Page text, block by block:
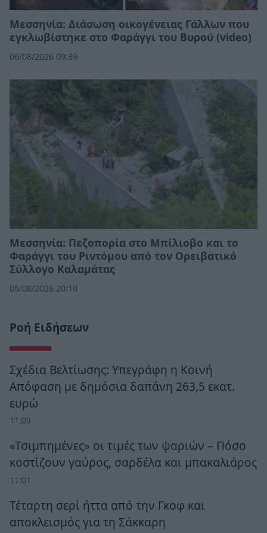
Μεσσηνία: Διάσωση οικογένειας Γάλλων που
εγκλωβίστηκε στο Φαράγγι του Βυρού (video)
06/08/2026 09:39
Μεσσηνία: Πεζοπορία στο Μπίλιοβο και το
Φαράγγι του Ριντόμου από τον Ορειβατικό
Σύλλογο Καλαμάτας
05/08/2026 20:10
Ροή Ειδήσεων
Σχέδια Βελτίωσης: Υπεγράφη η Κοινή
Απόφαση με δημόσια δαπάνη 263,5 εκατ.
ευρώ
11:09
«Τσιμπημένες» οι τιμές των ψαριών – Πόσο
κοστίζουν γαύρος, σαρδέλα και μπακαλιάρος
11:01
Τέταρτη σερί ήττα από την Γκοφ και
αποκλεισμός για τη Σάκκαρη